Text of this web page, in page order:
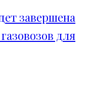
завершена
для